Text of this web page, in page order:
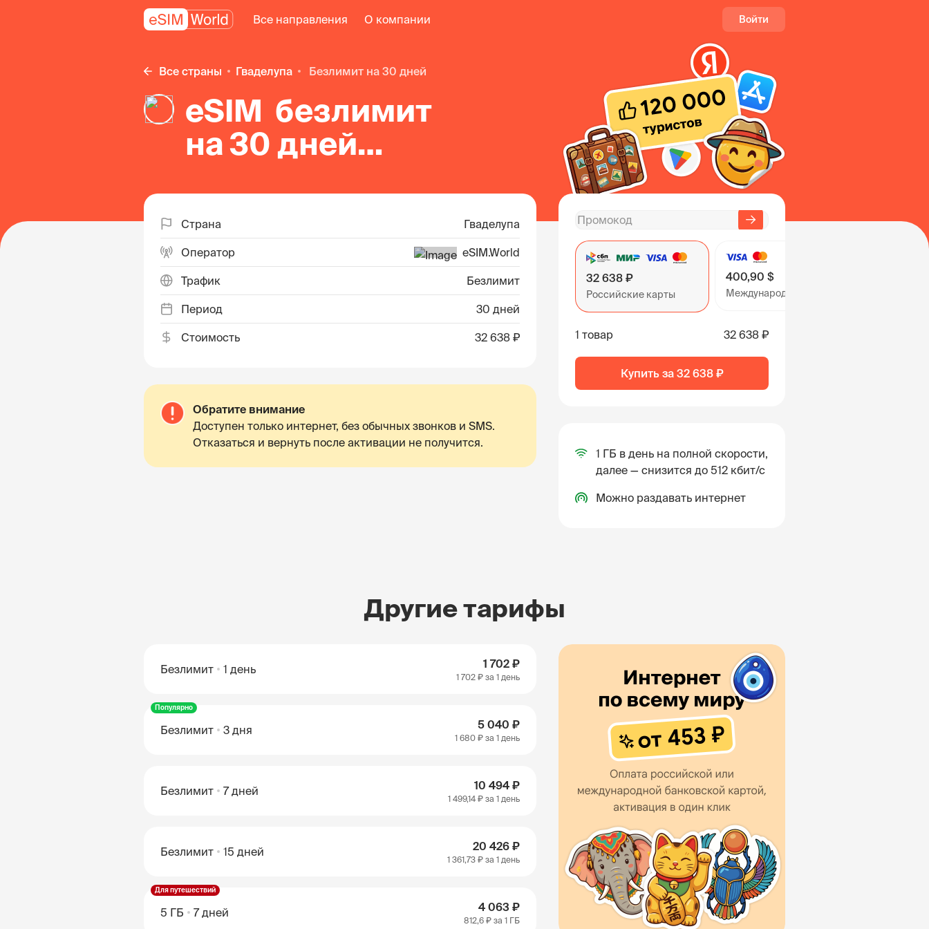
Все направления О компании Войти
Все страны Гваделупа безлимит на 30 дней
eSIM безлимит
на 30 дней
Страна Гваделупа
Оператор eSIM.World
Трафик Безлимит
Период 30 дней
Стоимость 32 638 ₽
Обратите внимание
Доступен только интернет, без обычных звонков и SMS.
Отказаться и вернуть после активации не получится.
32 638 ₽
Российские карты
400,90 $
Международные карты
1 товар 32 638 ₽
Купить за 32 638 ₽
1 ГБ в день на полной скорости,
далее — снизится до 512 кбит/с
Можно раздавать интернет
Другие тарифы
Безлимит 1 день 1 702 ₽
1 702 ₽ за 1 день
Популярно
Безлимит 3 дня 5 040 ₽
1 680 ₽ за 1 день
Безлимит 7 дней 10 494 ₽
1 499,14 ₽ за 1 день
Безлимит 15 дней 20 426 ₽
1 361,73 ₽ за 1 день
Для путешествий
5 ГБ 7 дней 4 063 ₽
812,6 ₽ за 1 ГБ